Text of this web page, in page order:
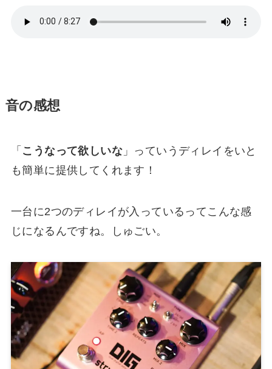
音の感想
「 こうなって欲しいな」っていうディレイをいと
も簡単に提供してくれます！
一台に2つのディレイが入っているってこんな感
じになるんですね。しゅごい。